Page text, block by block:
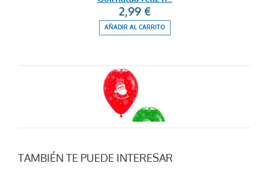
2,99 €
AÑADIR AL CARRITO
TAMBIÉN TE PUEDE INTERESAR